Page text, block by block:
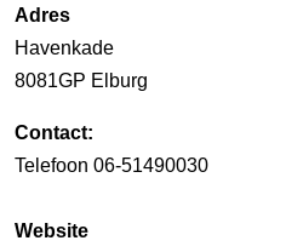
Adres
Havenkade
8081GP Elburg
Contact:
Telefoon 06-51490030
Website